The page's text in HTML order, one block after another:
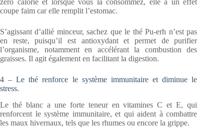
zéro calorie et lorsque vous la consommez, elle a un effet
coupe faim car elle remplit l’estomac.
S’agissant d’allié minceur, sachez que le thé Pu-erh n’est pas
en reste, puisqu’il est antioxydant et permet de purifier
l’organisme, notamment en accélérant la combustion des
graisses. Il agit également en facilitant la digestion.
4 – Le thé renforce le système immunitaire et diminue le
stress.
Le thé blanc a une forte teneur en vitamines C et E, qui
renforcent le système immunitaire, et qui aident à combattre
les maux hivernaux, tels que les rhumes ou encore la grippe.